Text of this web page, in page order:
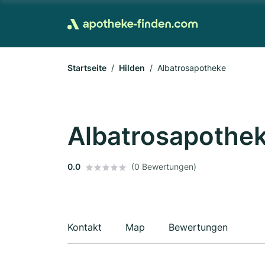
Startseite Hilden Albatrosapotheke
0.0 (0 Bewertungen)
Kontakt Map Bewertungen